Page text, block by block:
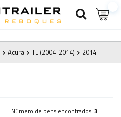
Acura TL (2004-2014) 2014
Número de bens encontrados: 3